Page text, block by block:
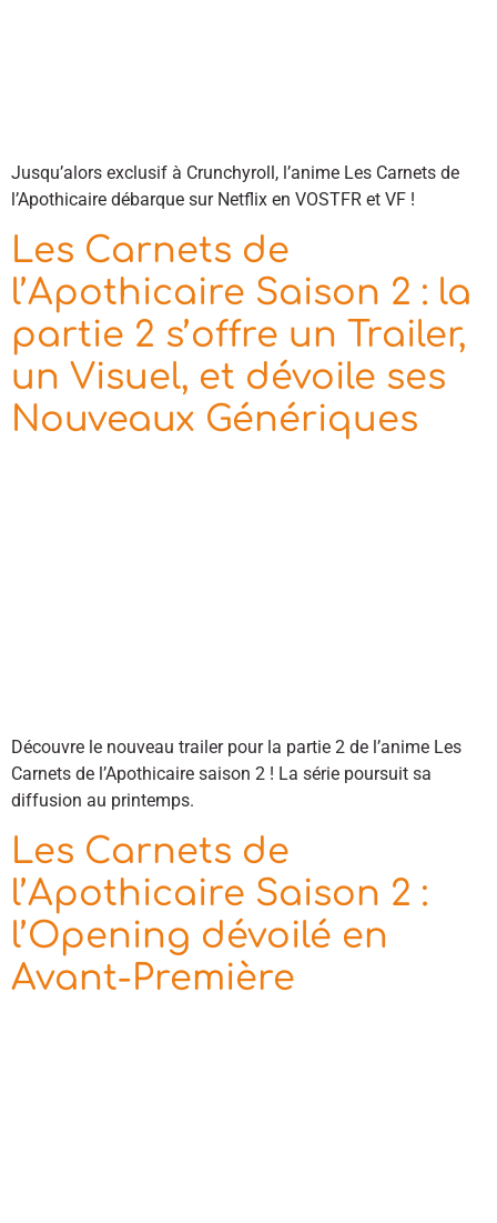
Jusqu’alors exclusif à Crunchyroll, l’anime Les Carnets de
l’Apothicaire débarque sur Netflix en VOSTFR et VF !
Les Carnets de
l’Apothicaire Saison 2 : la
partie 2 s’offre un Trailer,
un Visuel, et dévoile ses
Nouveaux Génériques
Découvre le nouveau trailer pour la partie 2 de l’anime Les
Carnets de l’Apothicaire saison 2 ! La série poursuit sa
diffusion au printemps.
Les Carnets de
l’Apothicaire Saison 2 :
l’Opening dévoilé en
Avant-Première